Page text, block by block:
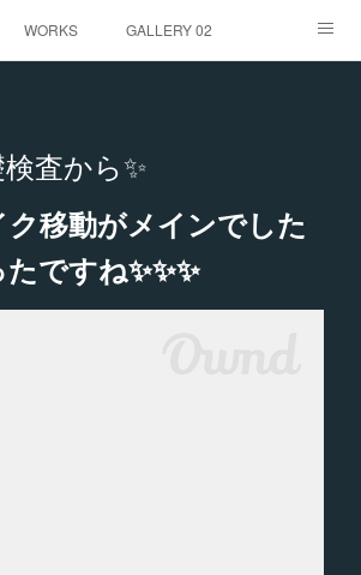
WORKS GALLERY 02
査から✨
ク移動がメインでした
ですね✨✨✨